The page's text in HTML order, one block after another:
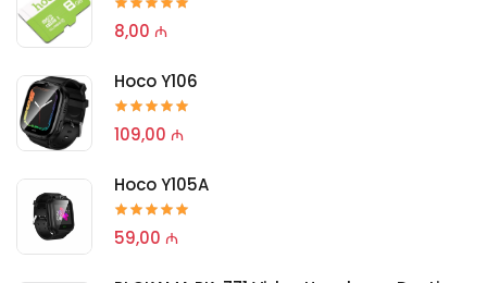
8,00 ₼
Hoco Y106
109,00 ₼
Hoco Y105A
59,00 ₼